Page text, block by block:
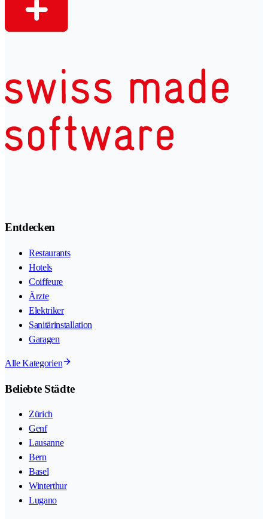
Entdecken
Restaurants
Hotels
Coiffeure
Ärzte
Elektriker
Sanitärinstallation
Garagen
Alle Kategorien
Beliebte Städte
Zürich
Genf
Lausanne
Bern
Basel
Winterthur
Lugano